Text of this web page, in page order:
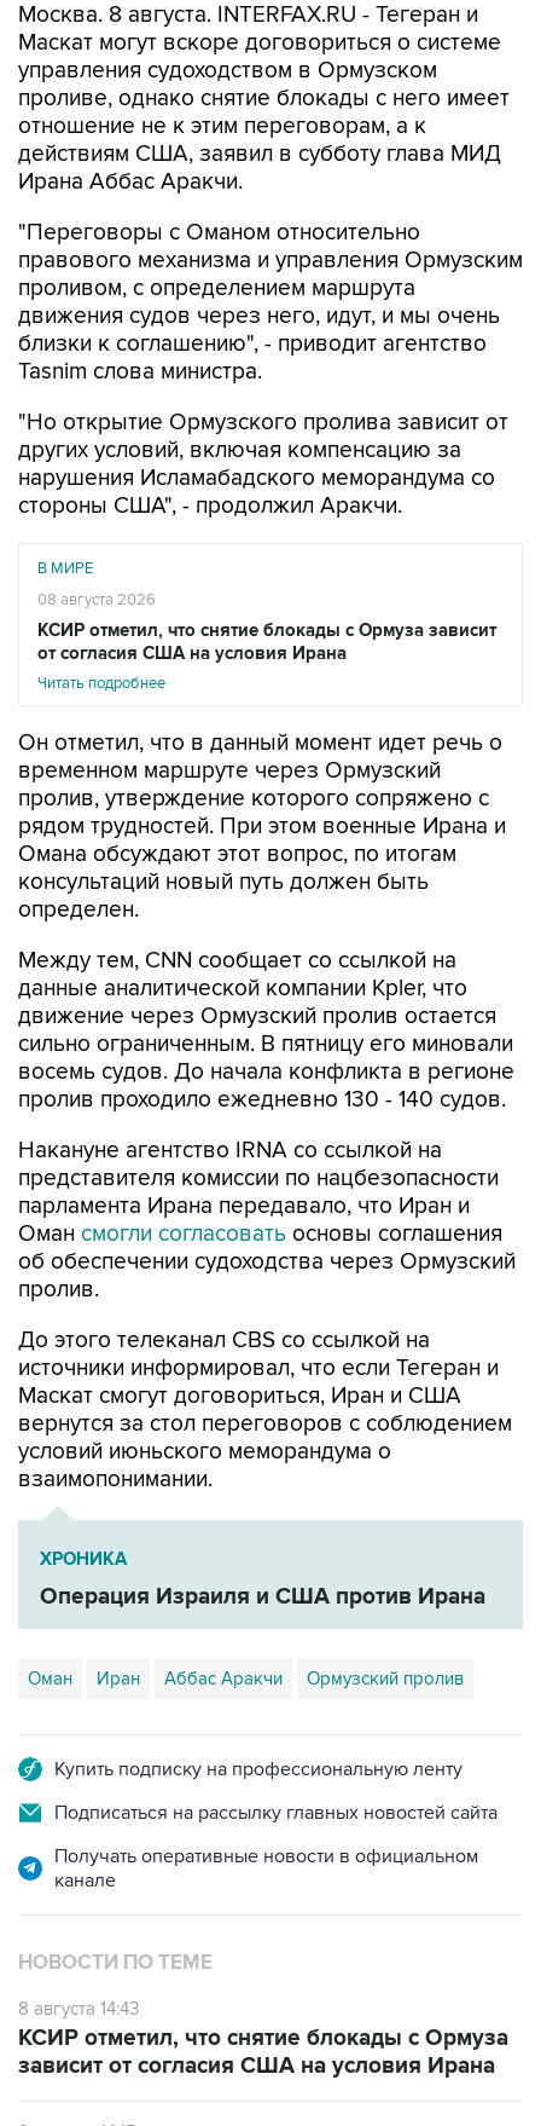
Москва. 8 августа. INTERFAX.RU - Тегеран и
Маскат могут вскоре договориться о системе
управления судоходством в Ормузском
проливе, однако снятие блокады с него имеет
отношение не к этим переговорам, а к
действиям США, заявил в субботу глава МИД
Ирана Аббас Аракчи.
"Переговоры с Оманом относительно
правового механизма и управления Ормузским
проливом, с определением маршрута
движения судов через него, идут, и мы очень
близки к соглашению", - приводит агентство
Tasnim слова министра.
"Но открытие Ормузского пролива зависит от
других условий, включая компенсацию за
нарушения Исламабадского меморандума со
стороны США", - продолжил Аракчи.
В МИРЕ
08 августа 2026
КСИР отметил, что снятие блокады с Ормуза зависит
от согласия США на условия Ирана
Читать подробнее
Он отметил, что в данный момент идет речь о
временном маршруте через Ормузский
пролив, утверждение которого сопряжено с
рядом трудностей. При этом военные Ирана и
Омана обсуждают этот вопрос, по итогам
консультаций новый путь должен быть
определен.
Между тем, CNN сообщает со ссылкой на
данные аналитической компании Kpler, что
движение через Ормузский пролив остается
сильно ограниченным. В пятницу его миновали
восемь судов. До начала конфликта в регионе
пролив проходило ежедневно 130 - 140 судов.
Накануне агентство IRNA со ссылкой на
представителя комиссии по нацбезопасности
парламента Ирана передавало, что Иран и
Оман смогли согласовать основы соглашения
об обеспечении судоходства через Ормузский
пролив.
До этого телеканал CBS со ссылкой на
источники информировал, что если Тегеран и
Маскат смогут договориться, Иран и США
вернутся за стол переговоров с соблюдением
условий июньского меморандума о
взаимопонимании.
ХРОНИКА
Операция Израиля и США против Ирана
Оман Иран Аббас Аракчи Ормузский пролив
Купить подписку на профессиональную ленту
Подписаться на рассылку главных новостей сайта
Получать оперативные новости в официальном
канале
НОВОСТИ ПО ТЕМЕ
8 августа 14:43
КСИР отметил, что снятие блокады с Ормуза
зависит от согласия США на условия Ирана